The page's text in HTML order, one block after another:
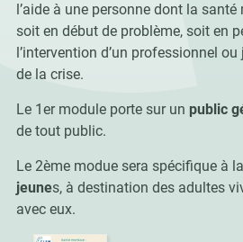
l’aide à une personne dont la santé
soit en début de problème, soit en
l’intervention d’un professionnel
de la crise.
Le 1er module porte sur un public
de tout public.
Le 2ème modue sera spécifique à la
jeunes, à destination des adultes
avec eux.